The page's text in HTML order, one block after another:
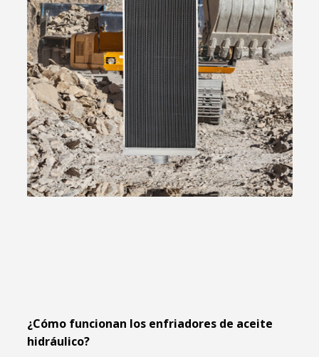
¿Cómo funcionan los enfriadores de aceite
hidráulico?